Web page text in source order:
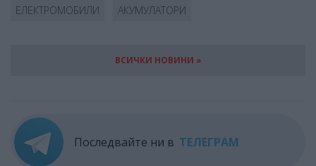
ЕЛЕКТРОМОБИЛИ АКУМУЛАТОРИ
ВСИЧКИ НОВИНИ »
Последвайте ни в ТЕЛЕГРАМ